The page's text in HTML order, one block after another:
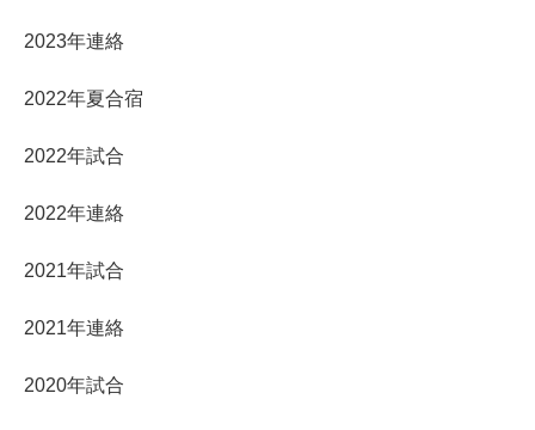
2023年連絡
2022年夏合宿
2022年試合
2022年連絡
2021年試合
2021年連絡
2020年試合